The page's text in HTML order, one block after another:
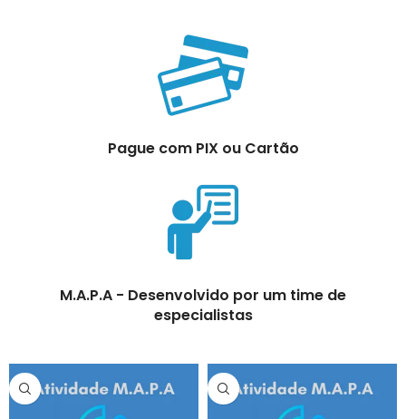
Pague com PIX ou Cartão
M.A.P.A - Desenvolvido por um time de
especialistas